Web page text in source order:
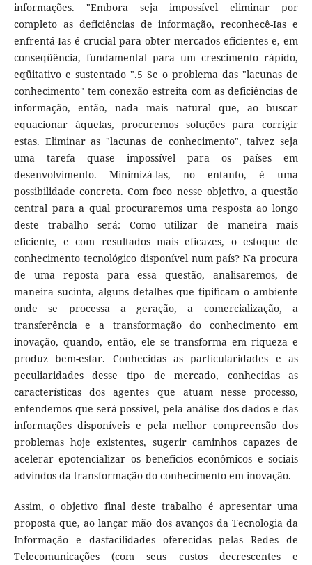
informações. "Embora seja impossível eliminar por
completo as deficiências de informação, reconhecê-Ias e
enfrentá-Ias é crucial para obter mercados eficientes e, em
conseqüência, fundamental para um crescimento rápído,
eqüitativo e sustentado ".5 Se o problema das "lacunas de
conhecimento" tem conexão estreita com as deficiências de
informação, então, nada mais natural que, ao buscar
equacionar àquelas, procuremos soluções para corrigir
estas. Eliminar as "lacunas de conhecimento", talvez seja
uma tarefa quase impossível para os países em
desenvolvimento. Minimizá-las, no entanto, é uma
possibilidade concreta. Com foco nesse objetivo, a questão
central para a qual procuraremos uma resposta ao longo
deste trabalho será: Como utilizar de maneira mais
eficiente, e com resultados mais eficazes, o estoque de
conhecimento tecnológico disponível num país? Na procura
de uma reposta para essa questão, analisaremos, de
maneira sucinta, alguns detalhes que tipificam o ambiente
onde se processa a geração, a comercialização, a
transferência e a transformação do conhecimento em
inovação, quando, então, ele se transforma em riqueza e
produz bem-estar. Conhecidas as particularidades e as
peculiaridades desse tipo de mercado, conhecidas as
características dos agentes que atuam nesse processo,
entendemos que será possível, pela análise dos dados e das
informações disponíveis e pela melhor compreensão dos
problemas hoje existentes, sugerir caminhos capazes de
acelerar epotencializar os beneficios econômicos e sociais
advindos da transformação do conhecimento em inovação.
Assim, o objetivo final deste trabalho é apresentar uma
proposta que, ao lançar mão dos avanços da Tecnologia da
Informação e dasfacilidades oferecidas pelas Redes de
Telecomunicações (com seus custos decrescentes e